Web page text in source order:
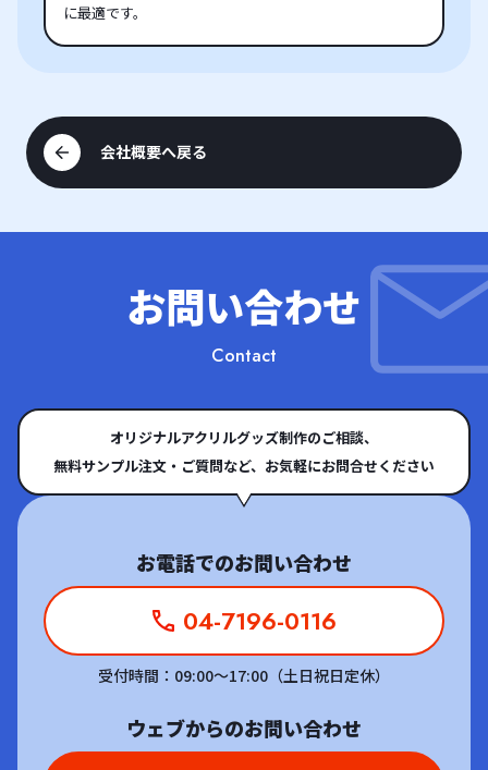
に最適です。
会社概要へ戻る
お問い合わせ
Contact
お電話でのお問い合わせ
04-7196-0116
受付時間：09:00～17:00（土日祝日定休）
ウェブからのお問い合わせ
オリジナルアクリルグッズ制作のご相談、
無料サンプル注文・ご質問など、お気軽にお問合せください